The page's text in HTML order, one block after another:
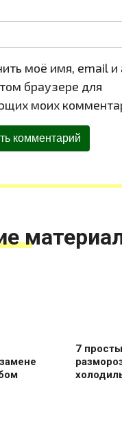
моё имя, email и
браузере для
моих
7